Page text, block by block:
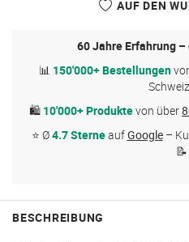
AUF DEN
60 Jahre Erfahrung
📊 150'000+ Bestellungen
🛍 10'000+ Produktevon über
⭐ Ø4.7 SterneaufGoogle–
📝
BESCHREIBUNG